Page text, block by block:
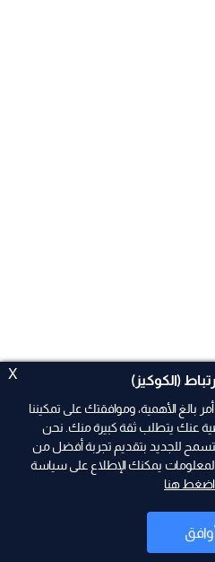
X (الكوكيز)
بالغ الأهمية، وموافقتك على تمكيننا
عنك يتطلب ثقة كبيرة منك. نحن
للجديد بتقديم تجربة أفضل من
يمكنك الإطلاع على سياسة
اضغط هنا